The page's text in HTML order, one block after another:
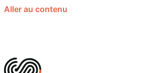
Aller au contenu